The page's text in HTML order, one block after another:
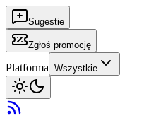
Sugestie
Zgłoś promocję
Platforma Wszystkie